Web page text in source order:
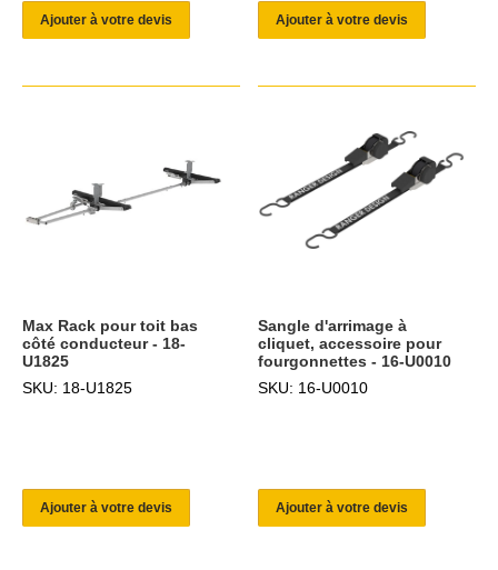
Ajouter à votre devis Ajouter à votre devis
Max Rack pour toit bas
côté conducteur - 18-
U1825
SKU: 18-U1825
Ajouter à votre devis
Sangle d'arrimage à
cliquet, accessoire pour
fourgonnettes - 16-U0010
SKU: 16-U0010
Ajouter à votre devis